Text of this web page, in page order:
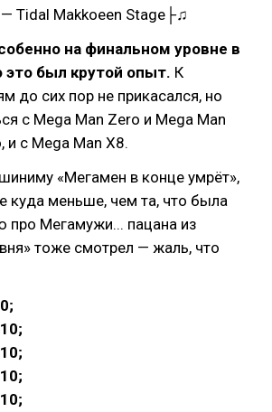
Tidal Makkoeen Stage├♫
на финальном уровне в
это был крутой опыт. К
до сих пор не прикасался, но
с Mega Man Zero и Mega Man
и с Mega Man X8.
«Мегамен в конце умрёт»,
куда меньше, чем та, что была
про Мегамужи... пацана из
тоже смотрел — жаль, что